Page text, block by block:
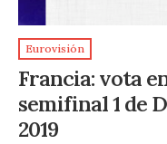
Eurovisión
Francia: vota
semifinal 1 de
2019